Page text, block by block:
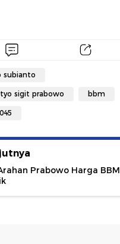
subianto
sigit prabowo bbm
Prabowo Harga BBM